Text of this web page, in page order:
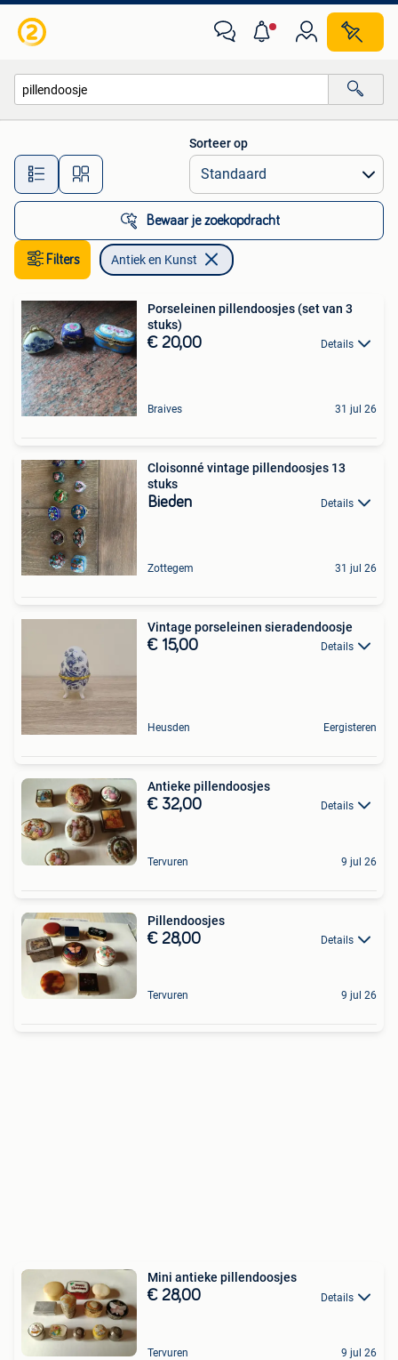
Alle afstanden…
Sorteer op
Bewaar je zoekopdracht
Filters Antiek en Kunst
Porseleinen pillendoosjes (set van 3
stuks)
€ 20,00 Details
Braives 31 jul 26
Cloisonné vintage pillendoosjes 13
stuks
Bieden Details
Zottegem 31 jul 26
Vintage porseleinen sieradendoosje
€ 15,00 Details
Heusden Eergisteren
Antieke pillendoosjes
€ 32,00 Details
Tervuren 9 jul 26
Pillendoosjes
€ 28,00 Details
Tervuren 9 jul 26
Mini antieke pillendoosjes
€ 28,00 Details
Tervuren 9 jul 26